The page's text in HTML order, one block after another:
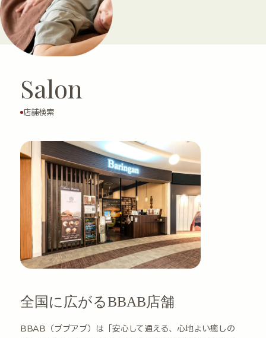
Salon
店舗検索
全国に広がるBBAB店舗
BBAB（ブブアブ）は「安心して通える、心地よい癒しの